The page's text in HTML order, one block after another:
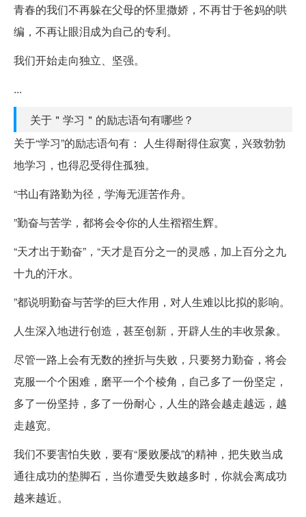
青春的我们不再躲在父母的怀里撒娇，不再甘于爸妈的哄
编，不再让眼泪成为自己的专利。
我们开始走向独立、坚强。
...
关于＂学习＂的励志语句有哪些？
关于“学习”的励志语句有： 人生得耐得住寂寞，兴致勃勃
地学习，也得忍受得住孤独。
“书山有路勤为径，学海无涯苦作舟。
”勤奋与苦学，都将会令你的人生褶褶生辉。
“天才出于勤奋”，“天才是百分之一的灵感，加上百分之九
十九的汗水。
”都说明勤奋与苦学的巨大作用，对人生难以比拟的影响。
人生深入地进行创造，甚至创新，开辟人生的丰收景象。
尽管一路上会有无数的挫折与失败，只要努力勤奋，将会
克服一个个困难，磨平一个个棱角，自己多了一份坚定，
多了一份坚持，多了一份耐心，人生的路会越走越远，越
走越宽。
我们不要害怕失败，要有“屡败屡战”的精神，把失败当成
通往成功的垫脚石，当你遭受失败越多时，你就会离成功
越来越近。